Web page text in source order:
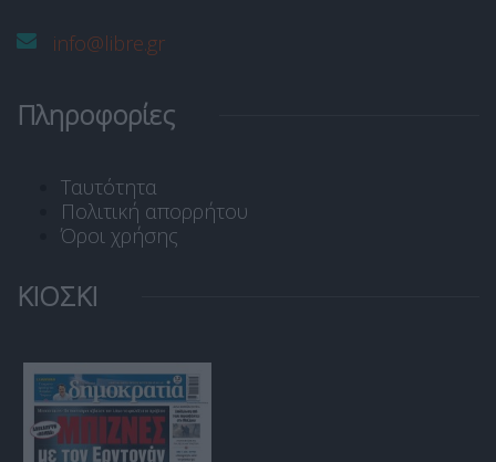
info@libre.gr
Πληροφορίες
Ταυτότητα
Πολιτική απορρήτου
Όροι χρήσης
ΚΙΟΣΚΙ